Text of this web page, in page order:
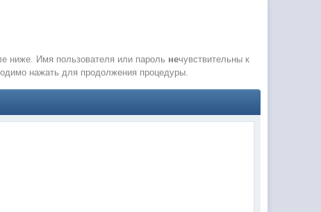
ниже. Имя пользователя или пароль нечувствительны к
нажать для продолжения процедуры.